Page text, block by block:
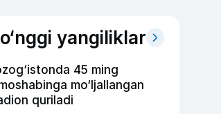
yangiliklar
45 ming
mo‘ljallangan
quriladi